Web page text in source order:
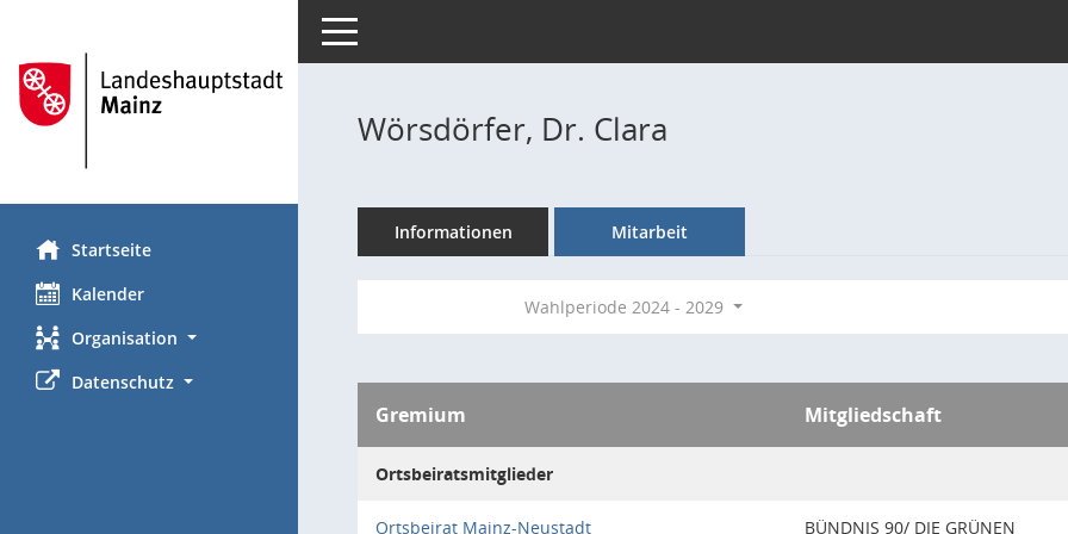
Startseite
Kalender
Organisation
Datenschutz
Toggle navigation
Wörsdörfer, Dr. Clara
Informationen Mitarbeit
Wahlperiode 2024 - 2029
Gremium Mitgliedschaft
Ortsbeiratsmitglieder
Ortsbeirat Mainz-Neustadt BÜNDNIS 90/ DIE GRÜNEN